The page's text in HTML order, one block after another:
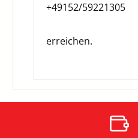
+49152/59221305
erreichen.